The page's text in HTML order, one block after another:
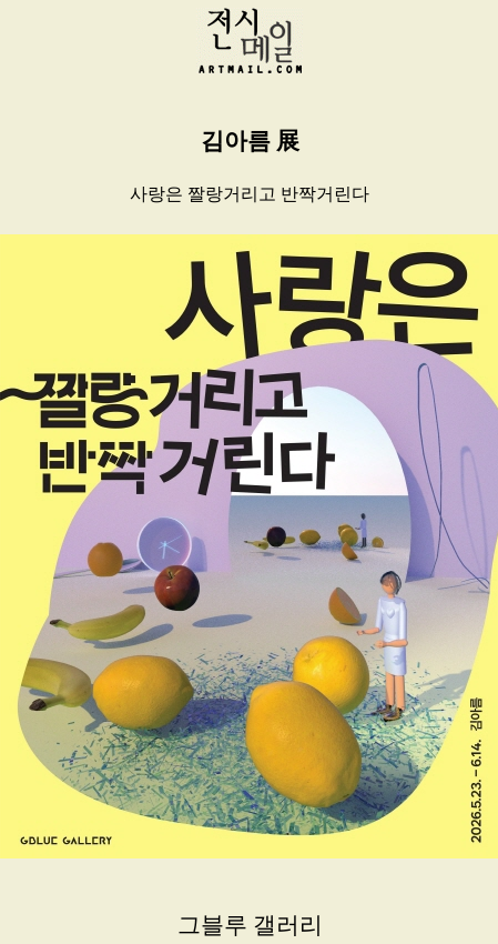
김아름 展
사랑은 짤랑거리고 반짝거린다
그블루 갤러리